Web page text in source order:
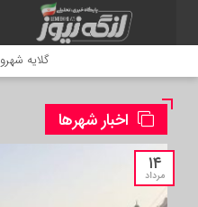
گلایه شهروندان
اخبار شهرها
۱۴
مرداد